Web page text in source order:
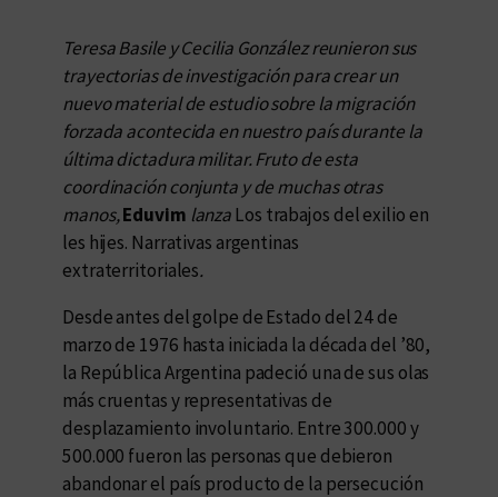
Teresa Basile y Cecilia González reunieron sus
trayectorias de investigación para crear un
nuevo material de estudio sobre la migración
forzada acontecida en nuestro país durante la
última dictadura militar. Fruto de esta
coordinación conjunta y de muchas otras
manos,Eduvim lanza Los trabajos del exilio en
les hijes. Narrativas argentinas
extraterritoriales.
Desde antes del golpe de Estado del 24 de
marzo de 1976 hasta iniciada la década del ’80,
la República Argentina padeció una de sus olas
más cruentas y representativas de
desplazamiento involuntario. Entre 300.000 y
500.000 fueron las personas que debieron
abandonar el país producto de la persecución